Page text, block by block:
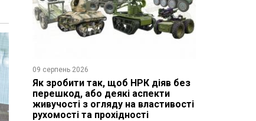
09 серпень 2026
Як зробити так, щоб НРК діяв без
перешкод, або деякі аспекти
живучості з огляду на властивості
рухомості та прохідності